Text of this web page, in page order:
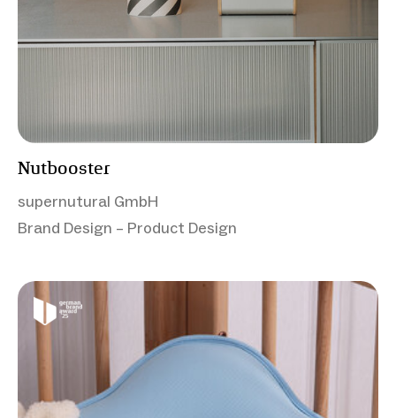
Nutbooster
supernutural GmbH
Brand Design – Product Design